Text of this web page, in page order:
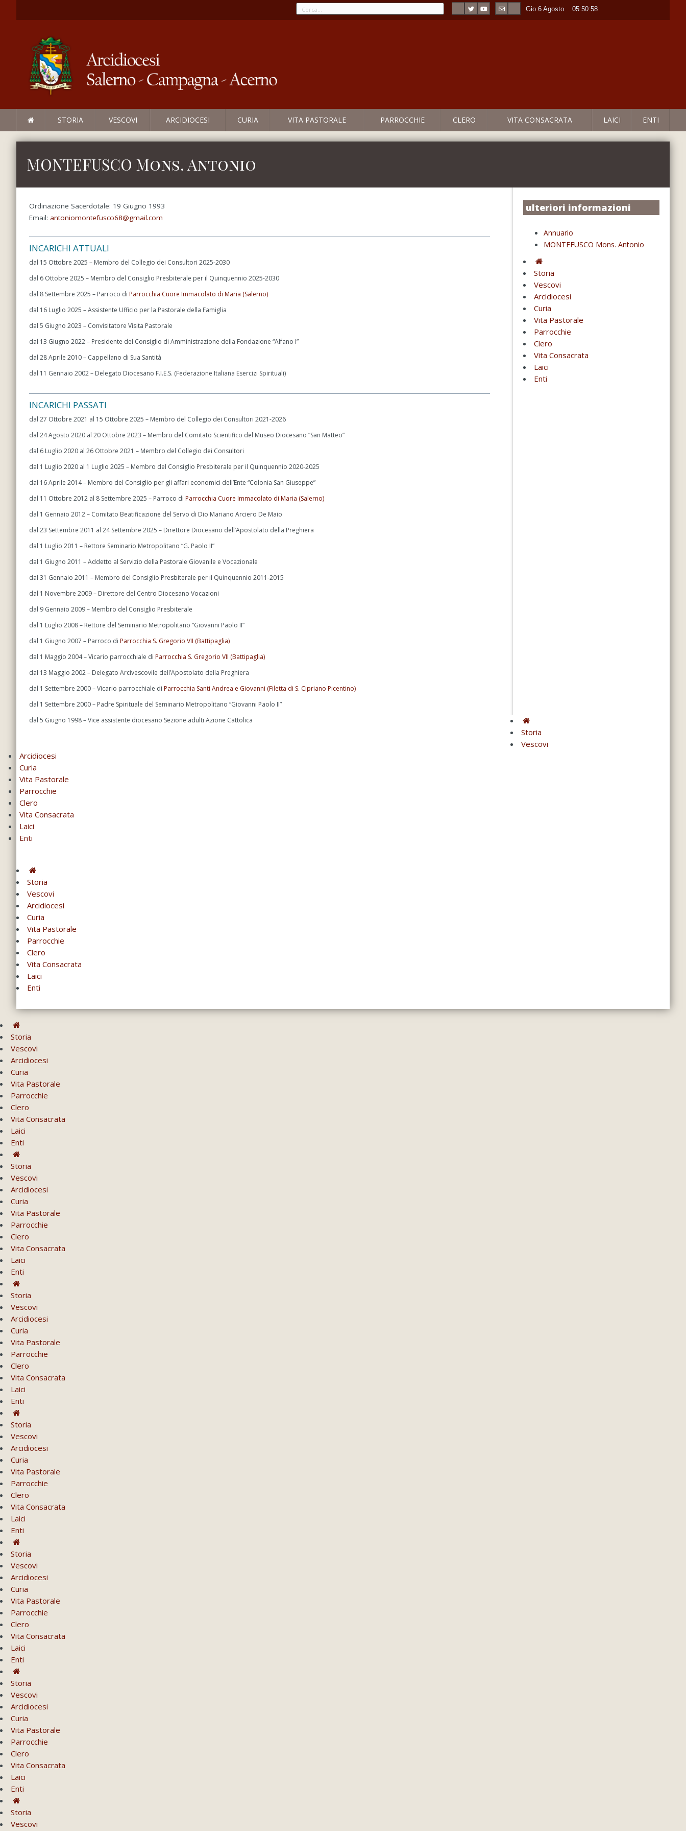
Gio 6 Agosto ----05:50:58
STORIA VESCOVI ARCIDIOCESI CURIA VITA PASTORALE PARROCCHIE CLERO VITA CONSACRATA LAICI ENTI
MONTEFUSCO Mons. Antonio
Ordinazione Sacerdotale: 19 Giugno 1993
Email: antoniomontefusco68@gmail.com
INCARICHI ATTUALI
dal 15 Ottobre 2025 – Membro del Collegio dei Consultori 2025-2030
dal 6 Ottobre 2025 – Membro del Consiglio Presbiterale per il Quinquennio 2025-2030
dal 8 Settembre 2025 – Parroco di Parrocchia Cuore Immacolato di Maria (Salerno)
dal 16 Luglio 2025 – Assistente Ufficio per la Pastorale della Famiglia
dal 5 Giugno 2023 – Convisitatore Visita Pastorale
dal 13 Giugno 2022 – Presidente del Consiglio di Amministrazione della Fondazione “Alfano I”
dal 28 Aprile 2010 – Cappellano di Sua Santità
dal 11 Gennaio 2002 – Delegato Diocesano F.I.E.S. (Federazione Italiana Esercizi Spirituali)
INCARICHI PASSATI
dal 27 Ottobre 2021 al 15 Ottobre 2025 – Membro del Collegio dei Consultori 2021-2026
dal 24 Agosto 2020 al 20 Ottobre 2023 – Membro del Comitato Scientifico del Museo Diocesano “San Matteo”
dal 6 Luglio 2020 al 26 Ottobre 2021 – Membro del Collegio dei Consultori
dal 1 Luglio 2020 al 1 Luglio 2025 – Membro del Consiglio Presbiterale per il Quinquennio 2020-2025
dal 16 Aprile 2014 – Membro del Consiglio per gli affari economici dell’Ente “Colonia San Giuseppe”
dal 11 Ottobre 2012 al 8 Settembre 2025 – Parroco di Parrocchia Cuore Immacolato di Maria (Salerno)
dal 1 Gennaio 2012 – Comitato Beatificazione del Servo di Dio Mariano Arciero De Maio
dal 23 Settembre 2011 al 24 Settembre 2025 – Direttore Diocesano dell’Apostolato della Preghiera
dal 1 Luglio 2011 – Rettore Seminario Metropolitano “G. Paolo II”
dal 1 Giugno 2011 – Addetto al Servizio della Pastorale Giovanile e Vocazionale
dal 31 Gennaio 2011 – Membro del Consiglio Presbiterale per il Quinquennio 2011-2015
dal 1 Novembre 2009 – Direttore del Centro Diocesano Vocazioni
dal 9 Gennaio 2009 – Membro del Consiglio Presbiterale
dal 1 Luglio 2008 – Rettore del Seminario Metropolitano “Giovanni Paolo II”
dal 1 Giugno 2007 – Parroco di Parrocchia S. Gregorio VII (Battipaglia)
dal 1 Maggio 2004 – Vicario parrocchiale di Parrocchia S. Gregorio VII (Battipaglia)
dal 13 Maggio 2002 – Delegato Arcivescovile dell’Apostolato della Preghiera
dal 1 Settembre 2000 – Vicario parrocchiale di Parrocchia Santi Andrea e Giovanni (Filetta di S. Cipriano Picentino)
dal 1 Settembre 2000 – Padre Spirituale del Seminario Metropolitano “Giovanni Paolo II”
dal 5 Giugno 1998 – Vice assistente diocesano Sezione adulti Azione Cattolica
ulteriori informazioni
Annuario
MONTEFUSCO Mons. Antonio
Storia
Vescovi
Arcidiocesi
Curia
Vita Pastorale
Parrocchie
Clero
Vita Consacrata
Laici
Enti
Storia
Vescovi
Arcidiocesi
Curia
Vita Pastorale
Parrocchie
Clero
Vita Consacrata
Laici
Enti
Storia
Vescovi
Arcidiocesi
Curia
Vita Pastorale
Parrocchie
Clero
Vita Consacrata
Laici
Enti
Storia
Vescovi
Arcidiocesi
Curia
Vita Pastorale
Parrocchie
Clero
Vita Consacrata
Laici
Enti
Storia
Vescovi
Arcidiocesi
Curia
Vita Pastorale
Parrocchie
Clero
Vita Consacrata
Laici
Enti
Storia
Vescovi
Arcidiocesi
Curia
Vita Pastorale
Parrocchie
Clero
Vita Consacrata
Laici
Enti
Storia
Vescovi
Arcidiocesi
Curia
Vita Pastorale
Parrocchie
Clero
Vita Consacrata
Laici
Enti
Storia
Vescovi
Arcidiocesi
Curia
Vita Pastorale
Parrocchie
Clero
Vita Consacrata
Laici
Enti
Storia
Vescovi
Arcidiocesi
Curia
Vita Pastorale
Parrocchie
Clero
Vita Consacrata
Laici
Enti
Storia
Vescovi